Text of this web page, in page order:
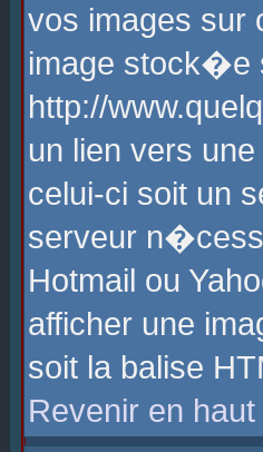
vos images sur
image stock�e
http://
un lien vers
celui-ci soit un
serveur
Hotmail ou
afficher une
soit la balise
Revenir en